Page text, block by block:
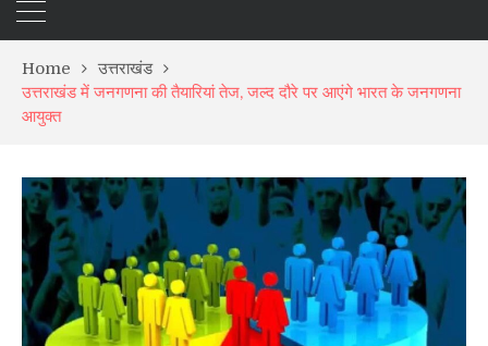
Home
उत्तराखंड
उत्तराखंड में जनगणना की तैयारियां तेज, जल्द दौरे पर आएंगे भारत के जनगणना
आयुक्त